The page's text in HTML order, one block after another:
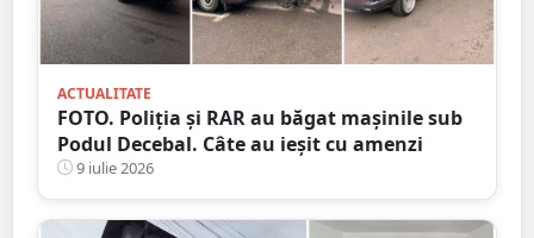
ACTUALITATE
FOTO. Poliția și RAR au băgat mașinile sub
Podul Decebal. Câte au ieșit cu amenzi
9 iulie 2026